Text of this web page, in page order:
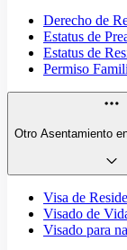
Derecho de
Estatus de
Estatus de
Permiso
Otro Asentamiento
Visa de
Visado de
Visado para